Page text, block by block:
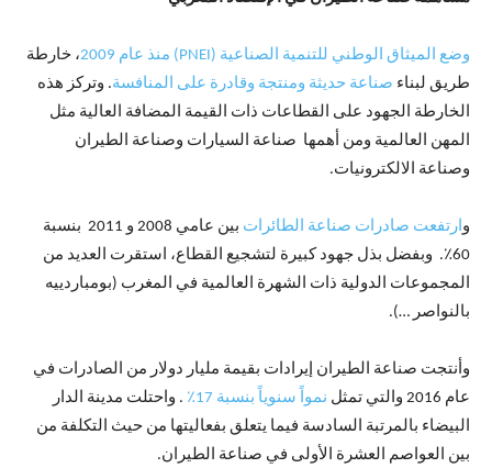
وضع الميثاق الوطني للتنمية الصناعية (PNEI) منذ عام 2009
، خارطة
طريق لبناء صناعة حديثة ومنتجة وقادرة على المنافسة. وتركز هذه
الخارطة الجهود على القطاعات ذات القيمة المضافة العالية مثل
المهن العالمية ومن أهمها صناعة السيارات وصناعة الطيران
وصناعة الالكترونيات.
وارتفعت صادرات صناعة الطائرات
بين عامي 2008 و 2011 بنسبة
60٪. وبفضل بذل جهود كبيرة لتشجيع القطاع، استقرت العديد من
المجموعات الدولية ذات الشهرة العالمية في المغرب (بومباردييه
بالنواصر …).
وأنتجت صناعة الطيران إيرادات بقيمة مليار دولار من الصادرات في
عام 2016 والتي تمثل
نمواً سنوياً بنسبة 17٪
. واحتلت مدينة الدار
البيضاء بالمرتبة السادسة فيما يتعلق بفعاليتها من حيث التكلفة من
بين العواصم العشرة الأولى في صناعة الطيران.